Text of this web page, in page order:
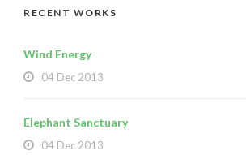
RECENT WORKS
Wind Energy
04 Dec 2013
Elephant Sanctuary
04 Dec 2013